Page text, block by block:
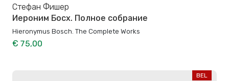
Стефан Фишер
Иероним Босх. Полное собрание
Hieronymus Bosch. The Complete Works
€ 75,00
BEL